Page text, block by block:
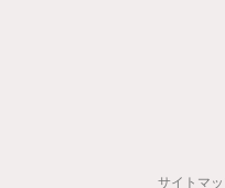
サイトマ